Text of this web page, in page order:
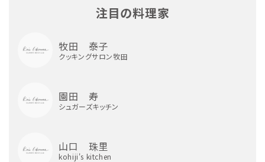
注目の料理家
牧田 泰子
クッキングサロン牧田
園田 寿
シュガーズキッチン
山口 珠里
kohiji's kitchen